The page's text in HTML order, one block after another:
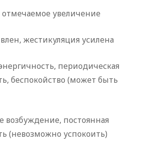
отмечаемое увеличение
жестикуляция усилена
периодическая
беспокойство (может быть
возбуждение, постоянная
(невозможно успокоить)